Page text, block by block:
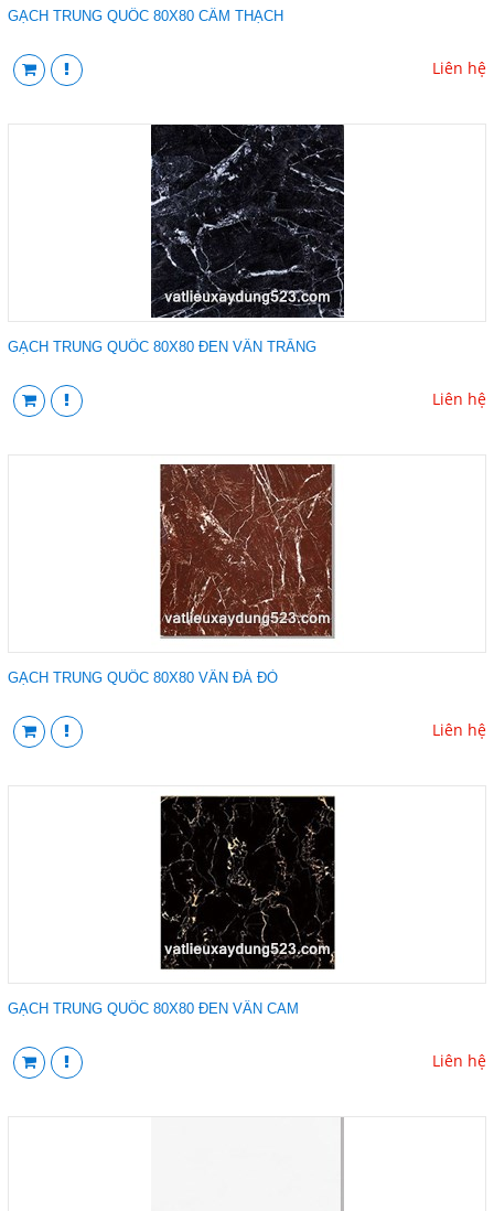
GẠCH TRUNG QUỐC 80X80 CẨM THẠCH
Liên hệ
GẠCH TRUNG QUỐC 80X80 ĐEN VÂN TRẮNG
Liên hệ
GẠCH TRUNG QUỐC 80X80 VÂN ĐÁ ĐỎ
Liên hệ
GẠCH TRUNG QUỐC 80X80 ĐEN VÂN CAM
Liên hệ